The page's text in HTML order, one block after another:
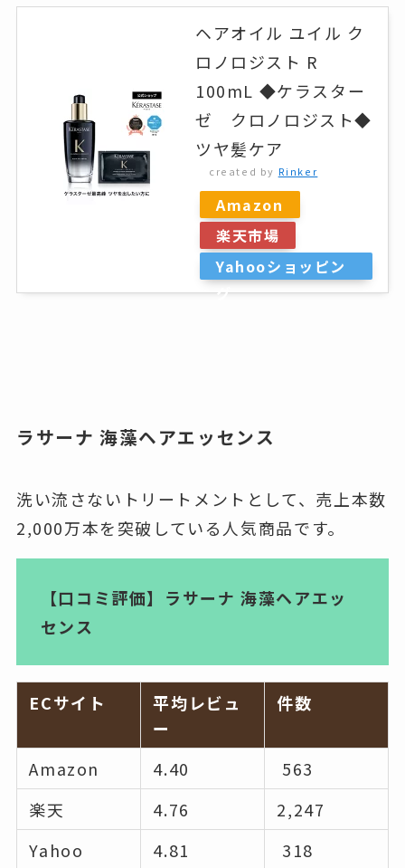
ヘアオイル ユイル ク
ロノロジスト R
100mL ◆ケラスター
ゼ クロノロジスト◆
ツヤ髪ケア
created by Rinker
Amazon
楽天市場
Yahooショッピン
グ
ラサーナ 海藻ヘアエッセンス
洗い流さないトリートメントとして、売上本数
2,000万本を突破している人気商品です。
【口コミ評価】ラサーナ 海藻ヘアエッ
センス
ECサイト
平均レビュ
ー
件数
Amazon 4.40
563
楽天
4.76
2,247
Yahoo
4.81
318